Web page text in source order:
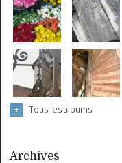
Tous les albums
Archives